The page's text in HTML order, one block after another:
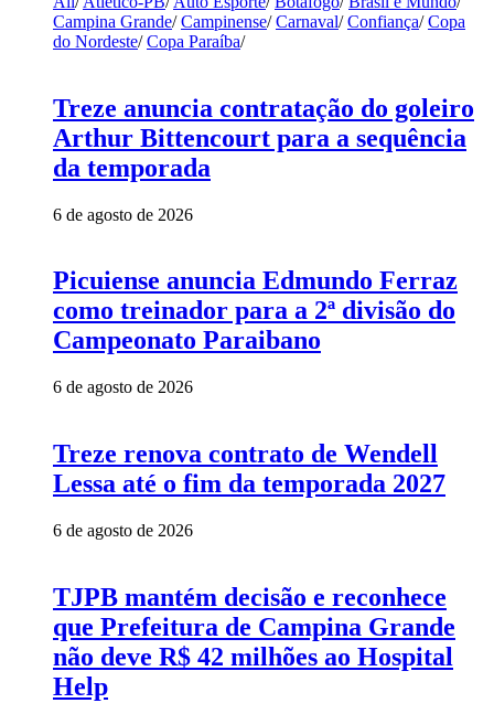
Campina Grande/ Campinense/ Carnaval/ Confiança/ Copa
do Nordeste/ Copa Paraíba/
Treze anuncia contratação do goleiro
Arthur Bittencourt para a sequência
da temporada
6 de agosto de 2026
Picuiense anuncia Edmundo Ferraz
como treinador para a 2ª divisão do
Campeonato Paraibano
6 de agosto de 2026
Treze renova contrato de Wendell
Lessa até o fim da temporada 2027
6 de agosto de 2026
TJPB mantém decisão e reconhece
que Prefeitura de Campina Grande
não deve R$ 42 milhões ao Hospital
Help